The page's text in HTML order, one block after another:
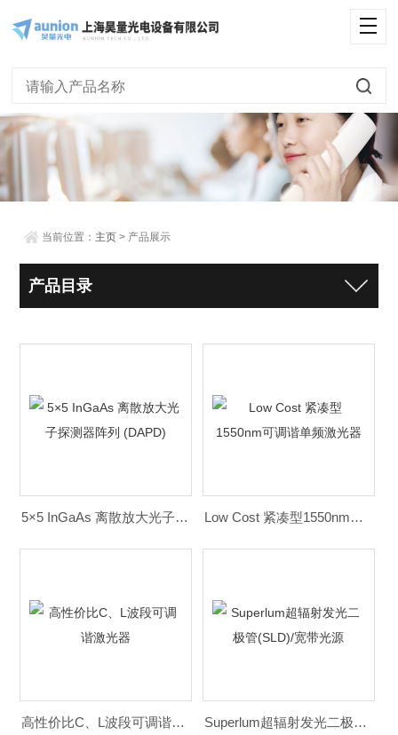
当前位置： 主页 > 产品展示
产品目录
5×5 InGaAs 离散放大光子探测器阵列 (DAPD) Low Cost 紧凑型1550nm可调谐单频激光器
高性价比C、L波段可调谐激光器 Superlum超辐射发光二极管(SLD)/宽带光源